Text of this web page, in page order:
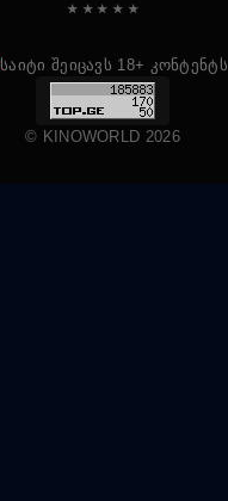
★ ★ ★ ★ ★
საიტი შეიცავს 18+ კონტენტს
© KINOWORLD 2026